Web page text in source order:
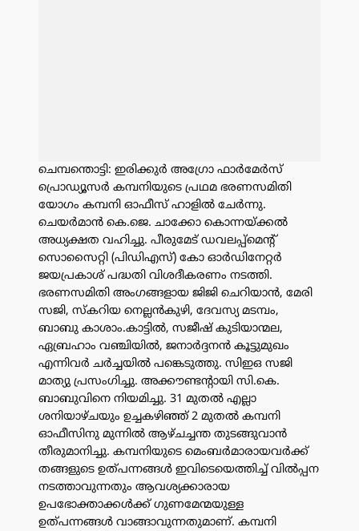
ചെമ്പന്തൊട്ടി: ഇരിക്കുർ അഗ്രോ ഫാർമേർസ്
പ്രൊഡ്യൂസർ കമ്പനിയുടെ പ്രഥമ ഭരണസമിതി
യോഗം കമ്പനി ഓഫീസ് ഹാളിൽ ചേർന്നു.
ചെയർമാൻ കെ.ജെ. ചാക്കോ കൊന്നയ്ക്കൽ
അധ്യക്ഷത വഹിച്ചു. പീരുമേട് ഡവലപ്പ്മെൻ്റ്
സൊസൈറ്റി (പിഡിഎസ്) കോ ഓർഡിനേറ്റർ
ജയപ്രകാശ് പദ്ധതി വിശദീകരണം നടത്തി.
ഭരണസമിതി അംഗങ്ങളായ ജിജി ചെറിയാൻ, മേരി
സജി, സ്കറിയ നെല്ലൻകുഴി, ദേവസ്യ മടമ്പം,
ബാബു കാശാം.കാട്ടിൽ, സജീഷ് കുടിയാന്മല,
ഏബ്രഹാം വഞ്ചിയിൽ, ജനാർദ്ദനൻ കൂട്ടുമുഖം
എന്നിവർ ചർച്ചയിൽ പങ്കെടുത്തു. സിഇഒ സജി
മാത്യു പ്രസംഗിച്ചു. അക്കൗണ്ടൻ്റായി സി.കെ.
ബാബുവിനെ നിയമിച്ചു. 31 മുതൽ എല്ലാ
ശനിയാഴ്ചയും ഉച്ചകഴിഞ്ഞ് 2 മുതൽ കമ്പനി
ഓഫീസിനു മുന്നിൽ ആഴ്ചച്ചന്ത തുടങ്ങുവാൻ
തീരുമാനിച്ചു. കമ്പനിയുടെ മെംബർമാരായവർക്ക്
തങ്ങളുടെ ഉത്പന്നങ്ങൾ ഇവിടെയെത്തിച്ച് വിൽപ്പന
നടത്താവുന്നതും ആവശ്യക്കാരായ
ഉപഭോക്താക്കൾക്ക് ഗുണമേന്മയുള്ള
ഉത്പന്നങ്ങൾ വാങ്ങാവുന്നതുമാണ്. കമ്പനി